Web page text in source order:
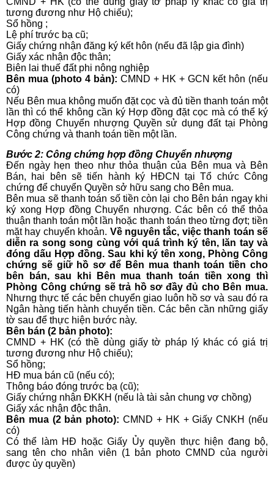
tương đương như Hộ chiếu);
Sổ hồng ;
Lệ phí trước bạ cũ;
Giấy chứng nhận đăng ký kết hôn (nếu đã lập gia đình)
Giấy xác nhận độc thân;
Biên lai thuế đất phi nông nghiệp
Bên mua (photo 4 bản): CMND + HK + GCN kết hôn (nếu
có)
Nếu Bên mua không muốn đặt cọc và đủ tiền thanh toán một
lần thì có thể không cần ký Hợp đồng đặt cọc mà có thể ký
Hợp đồng Chuyển nhượng Quyền sử dụng đất tại Phòng
Công chứng và thanh toán tiền một lần.
Bước 2: Công chứng hợp đồng Chuyển nhượng
Đến ngày hẹn theo như thỏa thuận của Bên mua và Bên
Bán, hai bên sẽ tiến hành ký HĐCN tại Tổ chức Công
chứng để chuyển Quyền sở hữu sang cho Bên mua.
Bên mua sẽ thanh toán số tiền còn lại cho Bên bán ngay khi
ký xong Hợp đồng Chuyển nhượng. Các bên có thể thỏa
thuận thanh toán một lần hoặc thanh toán theo từng đợt; tiền
mặt hay chuyển khoản. Về nguyên tắc, việc thanh toán sẽ
diễn ra song song cùng với quá trình ký tên, lăn tay và
đóng dấu Hợp đồng. Sau khi ký tên xong, Phòng Công
chứng sẽ giữ hồ sơ để Bên mua thanh toán tiền cho
bên bán, sau khi Bên mua thanh toán tiền xong thì
Phòng Công chứng sẽ trả hồ sơ đầy đủ cho Bên mua.
Nhưng thực tế các bên chuyển giao luôn hồ sơ và sau đó ra
Ngân hàng tiến hành chuyển tiền. Các bên cần những giấy
tờ sau để thực hiện bước này.
Bên bán (2 bản photo):
CMND + HK (có thề dùng giấy tờ pháp lý khác có giá trị
tương đương như Hộ chiếu);
Sổ hồng;
HĐ mua bán cũ (nếu có);
Thông báo đóng trước bạ (cũ);
Giấy chứng nhận ĐKKH (nếu là tài sản chung vợ chồng)
Giấy xác nhận độc thân.
Bên mua (2 bản photo):CMND + HK + Giấy CNKH (nếu
có)
Có thể làm HĐ hoặc Giấy Ủy quyền thực hiện đang bộ,
sang tên cho nhân viên (1 bản photo CMND của người
được ủy quyền)